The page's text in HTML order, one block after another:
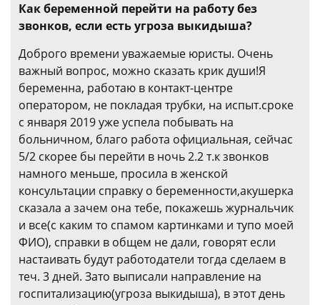
Как беременной перейти на работу без
звонков, если есть угроза выкидыша?
Доброго времени уважаемые юристы. Очень
важный вопрос, можно сказать крик души!Я
беременна, работаю в контакт-центре
оператором, не покладая трубки, на испыт.сроке
с января 2019 уже успела побывать на
больничном, благо работа официальная, сейчас
5/2 скорее бы перейти в ночь 2.2 т.к звонков
намного меньше, просила в женской
консультации справку о беременности,акушерка
сказала а зачем она тебе, покажешь журнальчик
и все(с каким то спамом картинками и тупо моей
ФИО), справки в общем не дали, говорят если
настаивать будут работодатели тогда сделаем в
теч. 3 дней. Зато выписали направление на
госпитализацию(угроза выкидыша), в этот день